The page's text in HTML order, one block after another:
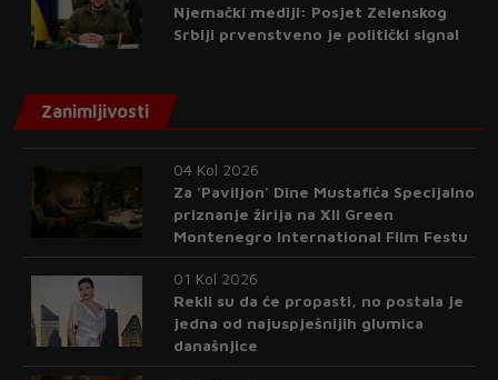
Njemački mediji: Posjet Zelenskog
Srbiji prvenstveno je politički signal
Zanimljivosti
04 Kol 2026
Za 'Paviljon' Dine Mustafića Specijalno
priznanje žirija na XII Green
Montenegro International Film Festu
01 Kol 2026
Rekli su da će propasti, no postala je
jedna od najuspješnijih glumica
današnjice